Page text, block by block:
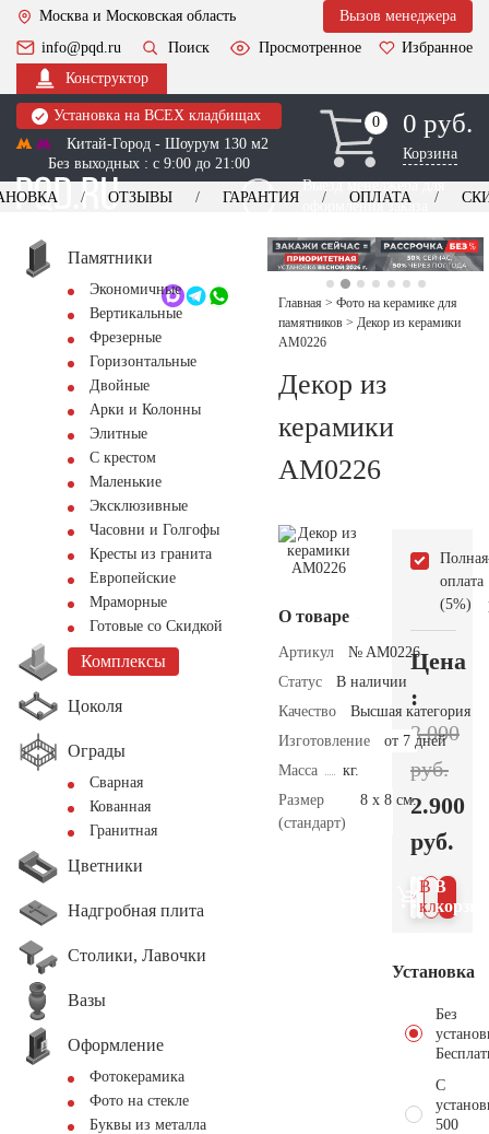
Москва и Московская область
Вызов менеджера
info@pqd.ru
Поиск Просмотренное
Избранное
Конструктор
Установка на ВСЕХ кладбищах
Китай-Город - Шоурум 130 м2
Без выходных : с 9:00 до 21:00
0
0 0 руб.
Корзина
Выезд менеджера для
оформления заказа
+7 (495) 518-44-23
Обратный звонок
ОТЗЫВЫ ГАРАНТИЯ ОПЛАТА
Памятники
Экономичные
Вертикальные
Фрезерные
Горизонтальные
Двойные
Арки и Колонны
Элитные
С крестом
Маленькие
Эксклюзивные
Часовни и Голгофы
Кресты из гранита
Европейские
Мраморные
Готовые со Скидкой
Комплексы
Цоколя
Ограды
Сварная
Кованная
Гранитная
Цветники
Надгробная плита
Столики, Лавочки
Вазы
Оформление
Фотокерамика
Фото на стекле
Буквы из металла
Главная > Фото на керамике для
памятников > Декор из керамики
AM0226
Декор из
керамики
AM0226
О товаре
Артикул
№ AM0226
Статус
В наличии
Качество
Высшая категория
Изготовление
от 7 дней
Масса
кг.
Размер
(стандарт)
8 х 8 см.
Полная
оплата
(5%)
Цена
:
3.000
руб.
2.900
руб.
В
В 1
клик
Установка
Без
С
500